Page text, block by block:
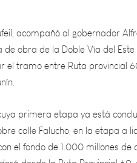
obra de la Doble Vía del
tramo entre Ruta provincial
etapa ya está
calle Falucho, en la etapa
el fondo de 1.000 millones
desde la Ruta Provincial